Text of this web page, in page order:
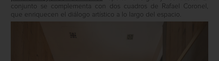
conjunto se complementa con dos cuadros de Rafael Coronel,
que enriquecen el diálogo artístico a lo largo del espacio.